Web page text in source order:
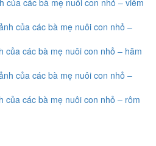
của các bà mẹ nuôi con nhỏ – hăm
của các bà mẹ nuôi con nhỏ – rôm